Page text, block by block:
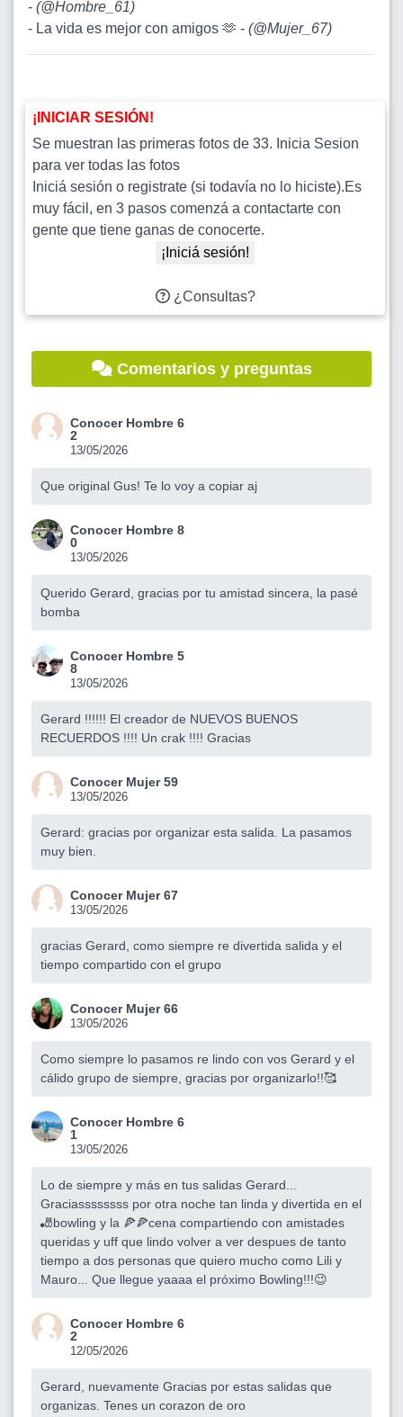
- (@Hombre_61)
- La vida es mejor con amigos 🫶 - (@Mujer_67)
¡INICIAR SESIÓN!
Se muestran las primeras fotos de 33. Inicia Sesion
para ver todas las fotos
Iniciá sesión o registrate (si todavía no lo hiciste).Es
muy fácil, en 3 pasos comenzá a contactarte con
gente que tiene ganas de conocerte.
¡Iniciá sesión!
¿Consultas?
Comentarios y preguntas
Conocer Hombre 6
2
13/05/2026
Que original Gus! Te lo voy a copiar aj
Conocer Hombre 8
0
13/05/2026
Querido Gerard, gracias por tu amistad sincera, la pasé
bomba
Conocer Hombre 5
8
13/05/2026
Gerard !!!!!! El creador de NUEVOS BUENOS
RECUERDOS !!!! Un crak !!!! Gracias
Conocer Mujer 59
13/05/2026
Gerard: gracias por organizar esta salida. La pasamos
muy bien.
Conocer Mujer 67
13/05/2026
gracias Gerard, como siempre re divertida salida y el
tiempo compartido con el grupo
Conocer Mujer 66
13/05/2026
Como siempre lo pasamos re lindo con vos Gerard y el
cálido grupo de siempre, gracias por organizarlo!!🥰
Conocer Hombre 6
1
13/05/2026
Lo de siempre y más en tus salidas Gerard...
Graciassssssss por otra noche tan linda y divertida en el
🎳bowling y la 🍕🍕cena compartiendo con amistades
queridas y uff que lindo volver a ver despues de tanto
tiempo a dos personas que quiero mucho como Lili y
Mauro... Que llegue yaaaa el próximo Bowling!!!😉
Conocer Hombre 6
2
12/05/2026
Gerard, nuevamente Gracias por estas salidas que
organizas. Tenes un corazon de oro